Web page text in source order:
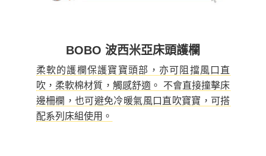
BOBO 波西米亞床頭護欄
柔軟的護欄保護寶寶頭部，亦可阻擋風口直
吹，柔軟棉材質，觸感舒適。 不會直接撞擊床
邊柵欄，也可避免冷暖氣風口直吹寶寶，可搭
配系列床組使用。